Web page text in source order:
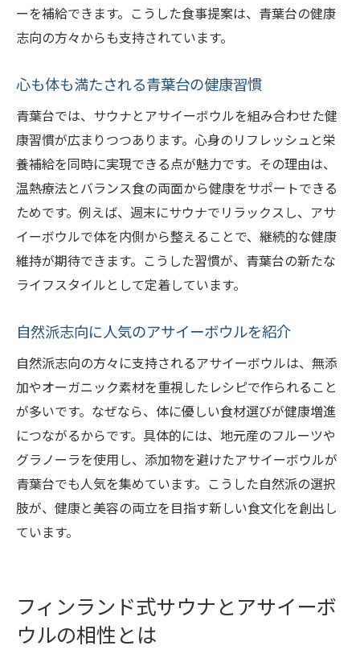
ーを補給できます。こうした食事提案は、青葉台の健康
志向の方々からも支持されています。
心も体も満たされる青葉台の健康習慣
青葉台では、サウナとアサイーボウルを組み合わせた健
康習慣が広まりつつあります。心身のリフレッシュと栄
養補給を同時に実現できる点が魅力です。その理由は、
温熱療法とバランス食の両面から健康をサポートできる
ためです。例えば、週末にサウナでリラックスし、アサ
イーボウルで体を内側から整えることで、継続的な健康
維持が期待できます。こうした習慣が、青葉台の新たな
ライフスタイルとして定着しています。
自然派志向に人気のアサイーボウルを紹介
自然派志向の方々に支持されるアサイーボウルは、無添
加やオーガニック素材を重視したレシピで作られること
が多いです。なぜなら、体に優しい食材選びが健康増進
につながるからです。具体的には、地元産のフルーツや
グラノーラを使用し、添加物を避けたアサイーボウルが
青葉台でも人気を集めています。こうした自然派の選択
肢が、健康と美容の両立を目指す新しい食文化を創出し
ています。
フィンランド式サウナとアサイーボ
ウルの相性とは